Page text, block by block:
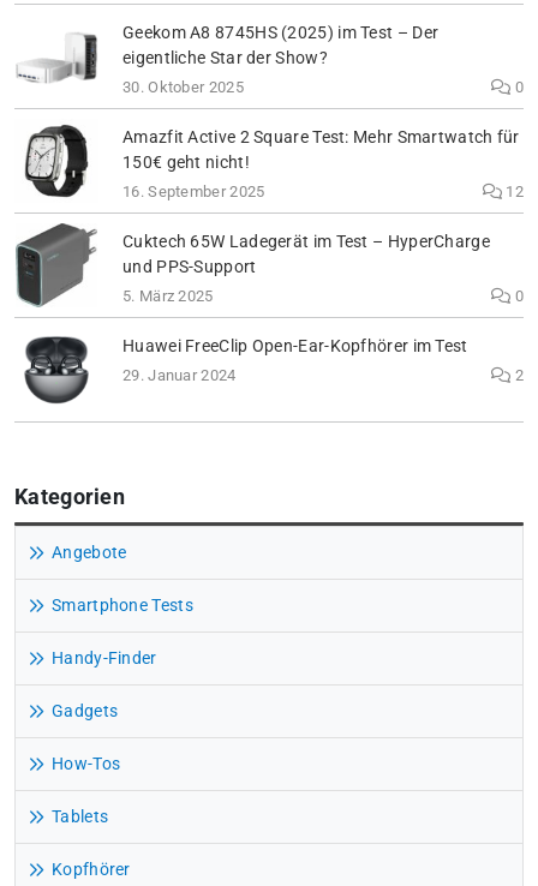
Geekom A8 8745HS (2025) im Test – Der
eigentliche Star der Show?
30. Oktober 2025 0
Amazfit Active 2 Square Test: Mehr Smartwatch für
150€ geht nicht!
16. September 2025 12
Cuktech 65W Ladegerät im Test – HyperCharge
und PPS-Support
5. März 2025 0
Huawei FreeClip Open-Ear-Kopfhörer im Test
29. Januar 2024 2
Kategorien
Angebote
Smartphone Tests
Handy-Finder
Gadgets
How-Tos
Tablets
Kopfhörer